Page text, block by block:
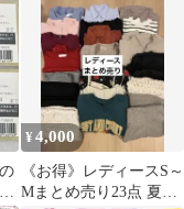
¥4,000
《お得》レディースS～
Mまとめ売り23点 夏～